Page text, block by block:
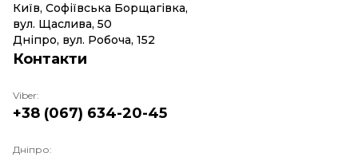
Київ, Софіївська Борщагівка,
вул. Щаслива, 50
Дніпро, вул. Робоча, 152
Контакти
Viber:
+38 (067) 634-20-45
Дніпро: